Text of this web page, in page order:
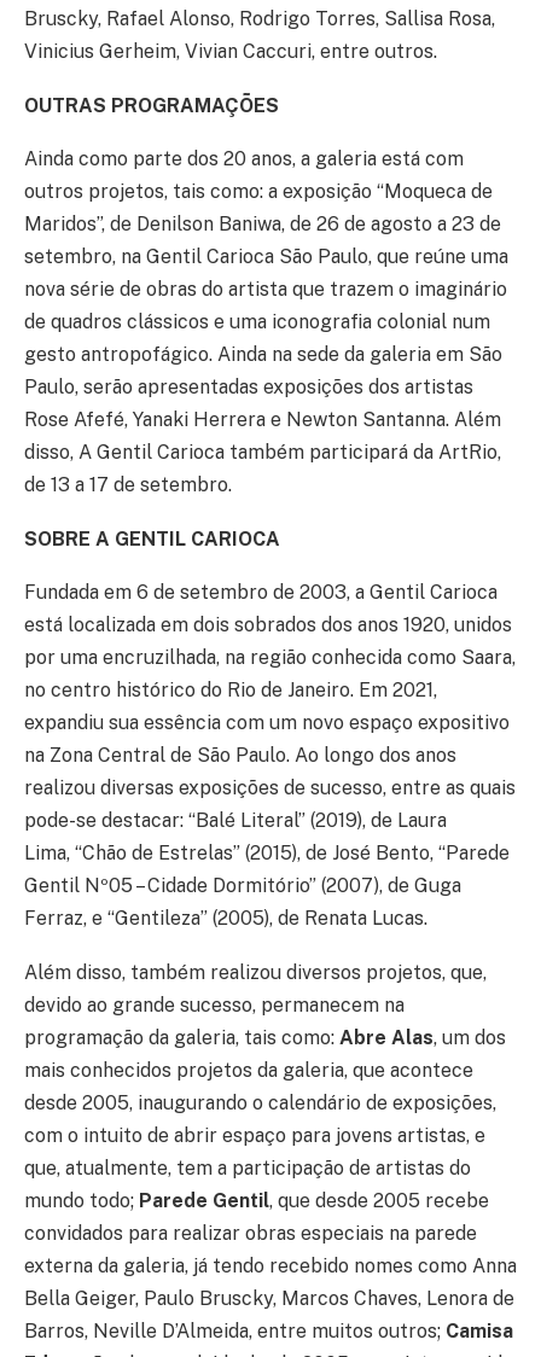
Bruscky, Rafael Alonso, Rodrigo Torres, Sallisa Rosa,
Vinicius Gerheim, Vivian Caccuri, entre outros.
OUTRAS PROGRAMAÇÕES
Ainda como parte dos 20 anos, a galeria está com
outros projetos, tais como: a exposição “Moqueca de
Maridos”, de Denilson Baniwa, de 26 de agosto a 23 de
setembro, na Gentil Carioca São Paulo, que reúne uma
nova série de obras do artista que trazem o imaginário
de quadros clássicos e uma iconografia colonial num
gesto antropofágico. Ainda na sede da galeria em São
Paulo, serão apresentadas exposições dos artistas
Rose Afefé, Yanaki Herrera e Newton Santanna. Além
disso, A Gentil Carioca também participará da ArtRio,
de 13 a 17 de setembro.
SOBRE A GENTIL CARIOCA
Fundada em 6 de setembro de 2003, a Gentil Carioca
está localizada em dois sobrados dos anos 1920, unidos
por uma encruzilhada, na região conhecida como Saara,
no centro histórico do Rio de Janeiro. Em 2021,
expandiu sua essência com um novo espaço expositivo
na Zona Central de São Paulo. Ao longo dos anos
realizou diversas exposições de sucesso, entre as quais
pode-se destacar: “Balé Literal” (2019), de Laura
Lima, “Chão de Estrelas” (2015), de José Bento, “Parede
Gentil Nº05 – Cidade Dormitório” (2007), de Guga
Ferraz, e “Gentileza” (2005), de Renata Lucas.
Além disso, também realizou diversos projetos, que,
devido ao grande sucesso, permanecem na
programação da galeria, tais como: Abre Alas, um dos
mais conhecidos projetos da galeria, que acontece
desde 2005, inaugurando o calendário de exposições,
com o intuito de abrir espaço para jovens artistas, e
que, atualmente, tem a participação de artistas do
mundo todo; Parede Gentil, que desde 2005 recebe
convidados para realizar obras especiais na parede
externa da galeria, já tendo recebido nomes como Anna
Bella Geiger, Paulo Bruscky, Marcos Chaves, Lenora de
Barros, Neville D’Almeida, entre muitos outros; Camisa